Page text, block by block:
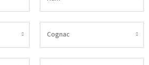
Cognac